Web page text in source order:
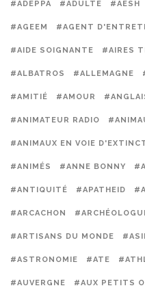
#ADEPPA #ADULTE #AESH
#AGEEM #AGENT
#AIDE SOIGNANTE #AIRES
#ALBATROS #ALLEMAGNE
#AMITIÉ #AMOUR
#ANIMATEUR RADIO
#ANIMAUX EN VOIE
#ANIMÉS #ANNE BONNY
#ANTIQUITÉ #APATHEID
#ARCACHON
#ARTISANS DU MONDE
#ASTRONOMIE #ATE
#AUVERGNE #AUX PETITS